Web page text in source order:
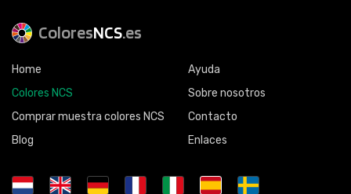
ColoresNCS.es
Home
Colores NCS
Comprar muestra colores NCS
Blog
Ayuda
Sobre nosotros
Contacto
Enlaces